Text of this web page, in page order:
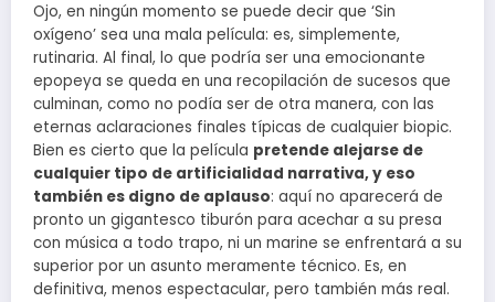
Ojo, en ningún momento se puede decir que ‘Sin
oxígeno’ sea una mala película: es, simplemente,
rutinaria. Al final, lo que podría ser una emocionante
epopeya se queda en una recopilación de sucesos que
culminan, como no podía ser de otra manera, con las
eternas aclaraciones finales típicas de cualquier biopic.
Bien es cierto que la película pretende alejarse de
cualquier tipo de artificialidad narrativa, y eso
también es digno de aplauso: aquí no aparecerá de
pronto un gigantesco tiburón para acechar a su presa
con música a todo trapo, ni un marine se enfrentará a su
superior por un asunto meramente técnico. Es, en
definitiva, menos espectacular, pero también más real.